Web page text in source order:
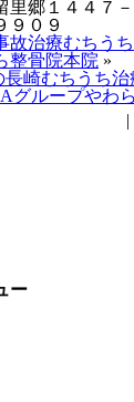
里郷１４４７－
９０９
故治療むちう
整骨院本院 »
長崎むちうち
グループやわ
|
ー